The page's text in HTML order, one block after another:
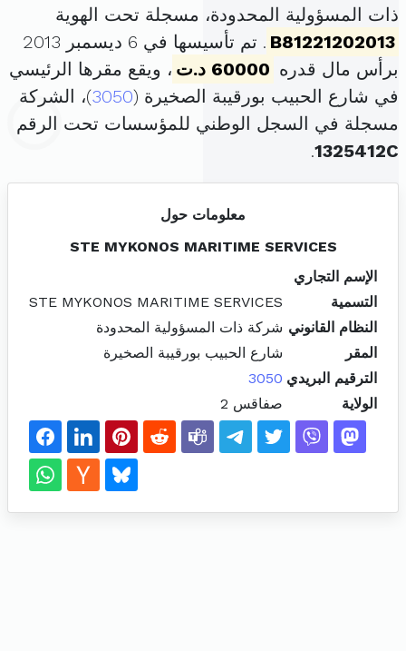
ذات المسؤولية المحدودة، مسجلة تحت الهوية
B81221202013
. تم تأسيسها في 6 ديسمبر 2013
برأس مال قدره 60000 د.ت
، ويقع مقرها الرئيسي
في شارع الحبيب بورقيبة الصخيرة (3050)، الشركة
مسجلة في السجل الوطني للمؤسسات تحت الرقم
1325412C
.
معلومات حول
STE MYKONOS MARITIME SERVICES
الإسم التجاري
التسمية
STE MYKONOS MARITIME SERVICES
النظام القانوني شركة ذات المسؤولية المحدودة
المقر
شارع الحبيب بورقيبة الصخيرة
الترقيم البريدي 3050
الولاية
صفاقس 2